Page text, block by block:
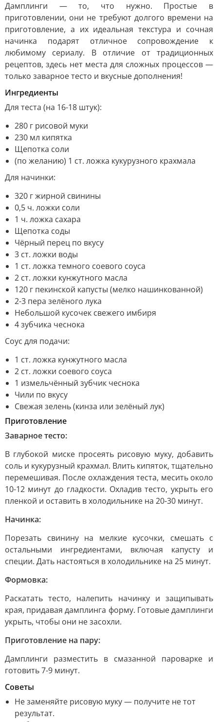
Дамплинги — то, что нужно. Простые в
приготовлении, они не требуют долгого времени на
приготовление, а их идеальная текстура и сочная
начинка подарят отличное сопровождение к
любимому сериалу. В отличие от традиционных
рецептов, здесь нет места для сложных процессов —
только заварное тесто и вкусные дополнения!
Ингредиенты
Для теста (на 16-18 штук):
280 г рисовой муки
230 мл кипятка
Щепотка соли
(по желанию) 1 ст. ложка кукурузного крахмала
Для начинки:
320 г жирной свинины
0,5 ч. ложки соли
1 ч. ложка сахара
Щепотка соды
Чёрный перец по вкусу
3 ст. ложки воды
1 ст. ложка темного соевого соуса
2 ст. ложки кунжутного масла
120 г пекинской капусты (мелко нашинкованной)
2-3 пера зелёного лука
Небольшой кусочек свежего имбиря
4 зубчика чеснока
Соус для подачи:
1 ст. ложка кунжутного масла
2 ст. ложки соевого соуса
1 измельчённый зубчик чеснока
Чили по вкусу
Свежая зелень (кинза или зелёный лук)
Приготовление
Заварное тесто:
В глубокой миске просеять рисовую муку, добавить
соль и кукурузный крахмал. Влить кипяток, тщательно
перемешивая. После охлаждения теста, месить около
10-12 минут до гладкости. Охладив тесто, укрыть его
пленкой и оставить в холодильнике на 20-30 минут.
Начинка:
Порезать свинину на мелкие кусочки, смешать с
остальными ингредиентами, включая капусту и
специи. Дать настояться в холодильнике на 25 минут.
Формовка:
Раскатать тесто, налепить начинку и защипывать
края, придавая дамплинга форму. Готовые дамплинги
укрыть, чтобы они не засохли.
Приготовление на пару:
Дамплинги разместить в смазанной пароварке и
готовить 7-9 минут.
Советы
Не заменяйте рисовую муку — получите не тот
результат.